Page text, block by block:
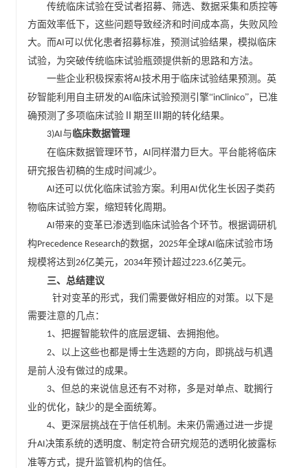
传统临床试验在受试者招募、筛选、数据采集和质控等
方面效率低下，这些问题导致经济和时间成本高，失败风险
大。而AI可以优化患者招募标准，预测试验结果，模拟临床
试验，为突破传统临床试验瓶颈提供新的思路和方法。
一些企业积极探索将AI技术用于临床试验结果预测。英
矽智能利用自主研发的AI临床试验预测引擎“inClinico”，已准
确预测了多项临床试验Ⅱ期至Ⅲ期的转化结果。
3)AI与临床数据管理
在临床数据管理环节， AI 同样潜力巨大。平台能将临床
研究报告初稿的生成时间减少。
AI还可以优化临床试验方案。利用AI优化生长因子类药
物临床试验方案，缩短转化周期。
AI带来的变革已渗透到临床试验各个环节。根据调研机
构Precedence Research的数据， 2025年全球AI临床试验市场
规模将达到 26亿美元， 2034年预计超过223.6亿美元。
三、总结建议
针对变革的形式，我们需要做好相应的对策。以下是
需要注意的几点：
1、把握智能软件的底层逻辑、去拥抱他。
2、以上这些也都是博士生选题的方向，即挑战与机遇
是前人没有做过的成果。
3、但总的来说信息还有不对称，多是对单点、耽搁行
业的优化，缺少的是全面统筹。
4、更深层挑战在于信任机制。未来仍需通过进一步提
升AI决策系统的透明度、制定符合研究规范的透明化披露标
准等方式，提升监管机构的信任。